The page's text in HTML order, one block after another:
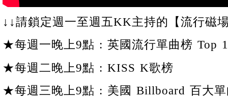
↓↓請鎖定週一至週五KK主持的【流行磁
★每週一晚上9點 : 英國流行單曲榜 Top
★每週二晚上9點 : KISS K歌榜
★每週三晚上9點 : 美國 Billboard 百大